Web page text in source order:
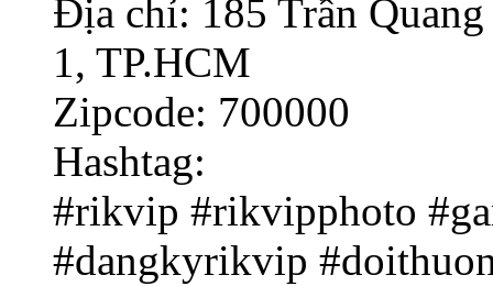
Địa chỉ: 185 Trần
1, TP.HCM
Zipcode: 700000
Hashtag:
#rikvip #rikvipphoto
#dangkyrikvip